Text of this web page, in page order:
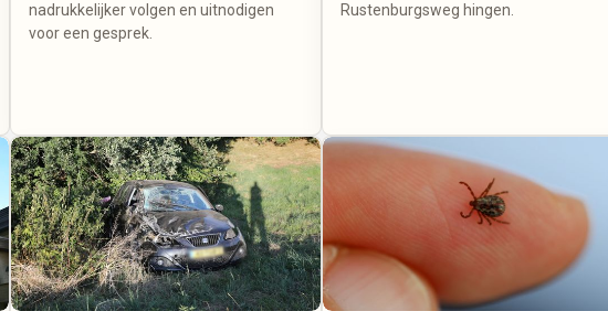
nadrukkelijker volgen en uitnodigen
voor een gesprek.
Rustenburgsweg hingen.